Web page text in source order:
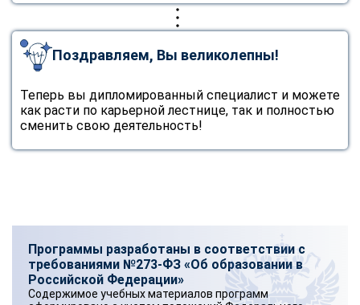
Поздравляем, Вы великолепны!
Теперь вы дипломированный специалист и можете
как расти по карьерной лестнице, так и полностью
сменить свою деятельность!
Программы разработаны в соответствии с
требованиями №273-ФЗ «Об образовании в
Российской Федерации»
Содержимое учебных материалов программ